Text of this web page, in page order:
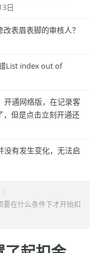
日
表眉表脚的审核人？
List index out of
开通网络版，在记录客
但是点击立刻开通还
没有发生变化，无法启
/
在什么条件下才开始扣